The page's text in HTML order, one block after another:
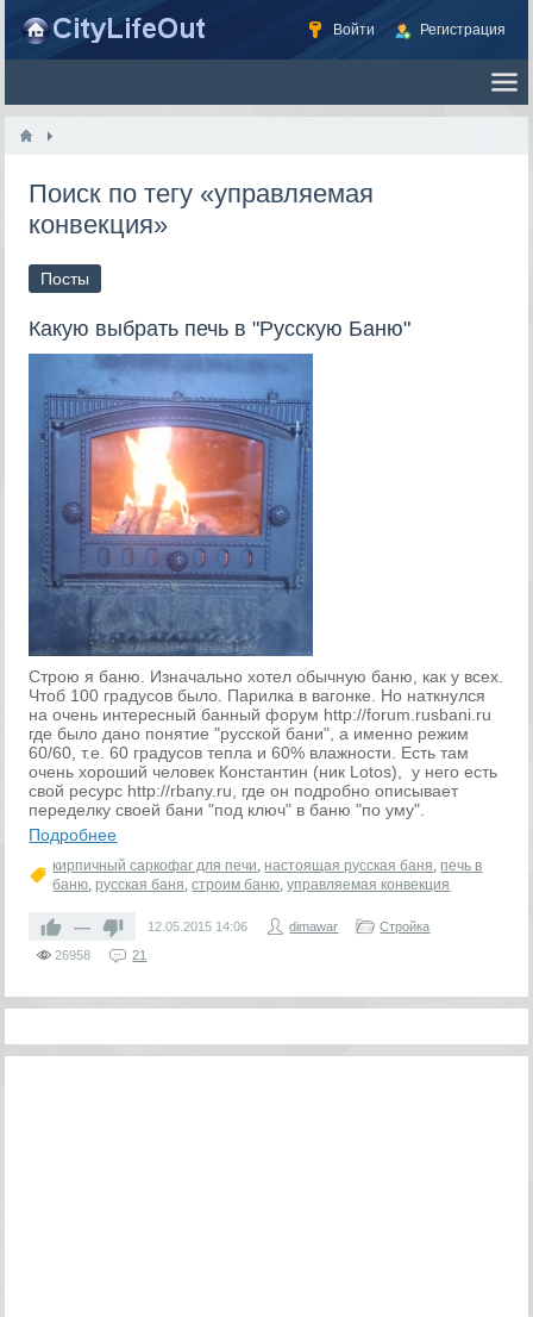
Войти Регистрация
Поиск по тегу «управляемая
конвекция»
Посты
Какую выбрать печь в "Русскую Баню"
Строю я баню. Изначально хотел обычную баню, как у всех.
Чтоб 100 градусов было. Парилка в вагонке. Но наткнулся
на очень интересный банный форум http://forum.rusbani.ru
где было дано понятие "русской бани", а именно режим
60/60, т.е. 60 градусов тепла и 60% влажности. Есть там
очень хороший человек Константин (ник Lotos), у него есть
свой ресурс http://rbany.ru, где он подробно описывает
переделку своей бани "под ключ" в баню "по уму".
Подробнее
кирпичный саркофаг для печи, настоящая русская баня, печь в
баню,русская баня,строим баню,управляемая конвекция
— 12.05.2015 14:06 dimawar
Стройка
26958
21